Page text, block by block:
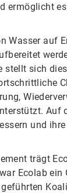
ermöglicht
Wasser auf
stellt sich
Auf
und
trägt
Ecolab